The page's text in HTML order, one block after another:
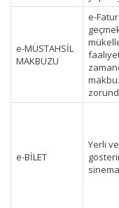
e-MÜSTAHSİL
MAKBUZU
e-
e-BİLET
Yerli